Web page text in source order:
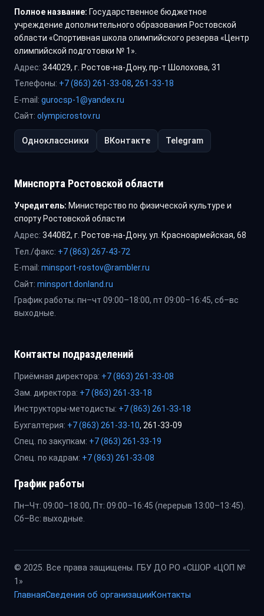
Полное название: Государственное бюджетное
учреждение дополнительного образования Ростовской
области «Спортивная школа олимпийского резерва «Центр
олимпийской подготовки № 1».
Адрес: 344029, г. Ростов-на-Дону, пр-т Шолохова, 31
Телефоны: +7 (863) 261-33-08, 261-33-18
E-mail: gurocsp-1@yandex.ru
Сайт: olympicrostov.ru
Одноклассники ВКонтакте Telegram
Минспорта Ростовской области
Учредитель: Министерство по физической культуре и
спорту Ростовской области
Адрес: 344082, г. Ростов-на-Дону, ул. Красноармейская, 68
Тел./факс: +7 (863) 267-43-72
E-mail: minsport-rostov@rambler.ru
Сайт: minsport.donland.ru
График работы: пн–чт 09:00–18:00, пт 09:00–16:45, сб–вс
выходные.
Контакты подразделений
Приёмная директора: +7 (863) 261-33-08
Зам. директора: +7 (863) 261-33-18
Инструкторы-методисты: +7 (863) 261-33-18
Бухгалтерия: +7 (863) 261-33-10, 261-33-09
Спец. по закупкам: +7 (863) 261-33-19
Спец. по кадрам: +7 (863) 261-33-08
График работы
Пн–Чт: 09:00–18:00, Пт: 09:00–16:45 (перерыв 13:00–13:45).
Сб–Вс: выходные.
© 2025. Все права защищены. ГБУ ДО РО «СШОР «ЦОП №
1»
ГлавнаяСведения об организацииКонтакты